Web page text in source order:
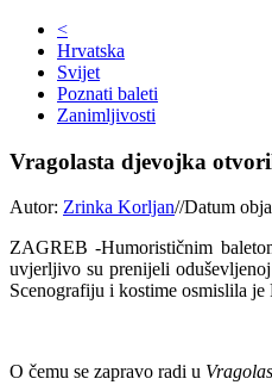
<
Hrvatska
Svijet
Poznati baleti
Zanimljivosti
Vragolasta djevojka
Autor: Zrinka Korljan//Datum
ZAGREB -Humorističnim
uvjerljivo su prenijeli
Scenografiju i kostime osmislila
O čemu se zapravo radi u